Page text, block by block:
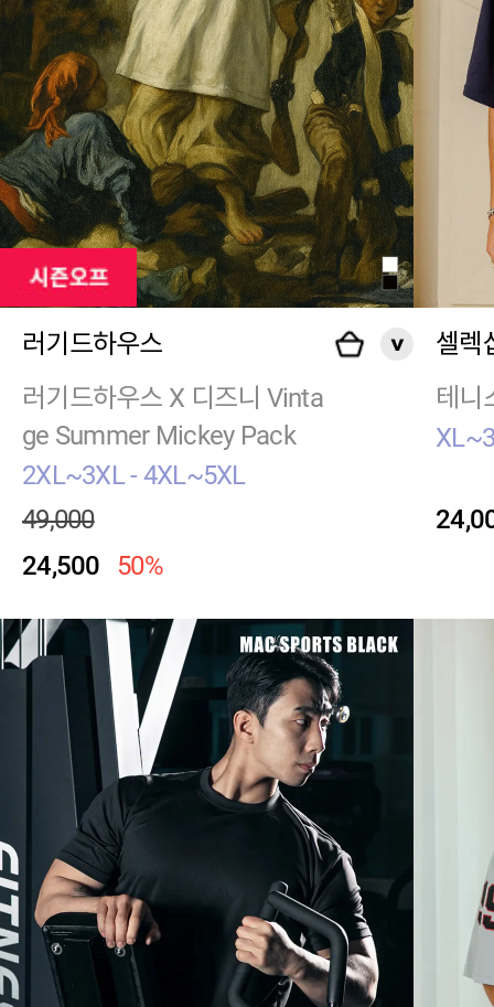
러기드하우스
러기드하우스 X 디즈니 Vinta
ge Summer Mickey Pack
2XL~3XL - 4XL~5XL
49,000
24,500
50%
셀렉
테니